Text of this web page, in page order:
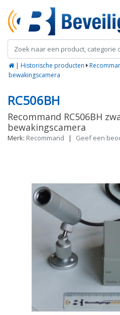
| Historische producten
bewakingscamera
RC506BH
Recommand RC506BH
bewakingscamera
Merk: Recommand | Geef een